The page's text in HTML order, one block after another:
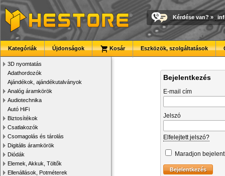
Kérdése van? »
Kategóriák Újdonságok Kosár Eszközök, szolgáltatások
3D nyomtatás
Adathordozók
Ajándékok, ajándékutalványok
Analóg áramkörök
Audiotechnika
Autó HiFi
Biztosítékok
Csatlakozók
Csomagolás és tárolás
Digitális áramkörök
Diódák
Elemek, Akkuk, Töltők
Ellenállások, Potméterek
Bejelentkezés
E-mail cím
Jelszó
Elfelejtett jelszó?
Maradjon